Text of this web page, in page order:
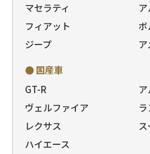
マセラティ
フィアット
ボ
ジープ
ア
● 国産車
GT-R
ヴェルファイア
レクサス
ハイエース